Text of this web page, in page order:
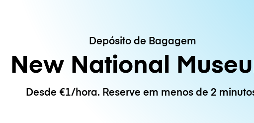
Depósito de Bagagem
New National
Desde €1/hora. Reserve em menos de 2